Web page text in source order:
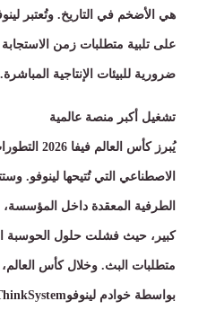
هي الأضخم في التاريخ. وتُعتبر
على تلبية متطلبات زمن
ضرورية للبيئات الإنتاجية المباشرة
تشغيل أكبر منصة عالمية
يُبرز كأس العالم فيفا 2026
الاصطناعي التي تُتيحها لينوفو.
الطرفية المعقدة داخل
كبير، حيث فشلت حلول الحوسبة
متطلبات البث. وخلال كأس
بواسطة خوادم لينوفو